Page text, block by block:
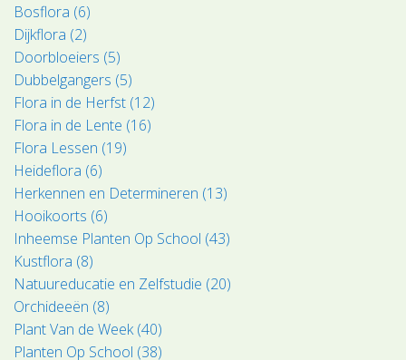
Bosflora (6)
Dijkflora (2)
Doorbloeiers (5)
Dubbelgangers (5)
Flora in de Herfst (12)
Flora in de Lente (16)
Flora Lessen (19)
Heideflora (6)
Herkennen en Determineren (13)
Hooikoorts (6)
Inheemse Planten Op School (43)
Kustflora (8)
Natuureducatie en Zelfstudie (20)
Orchideeën (8)
Plant Van de Week (40)
Planten Op School (38)